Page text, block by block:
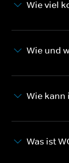
Wie viel
Wie und
Wie kann
Was ist